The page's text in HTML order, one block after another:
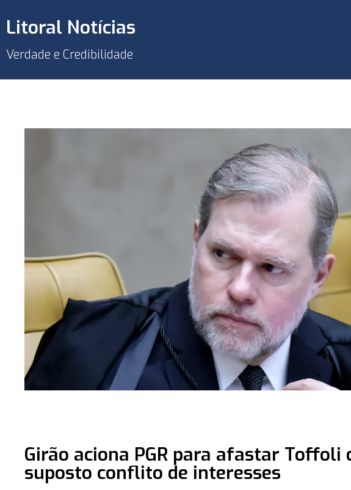
Litoral Notícias
Verdade e Credibilidade
Girão aciona PGR para afastar Toffoli
suposto conflito de interesses